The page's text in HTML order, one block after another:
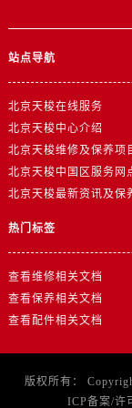
站点导航
北京天梭在线服务
北京天梭中心介绍
北京天梭维修及保养项
北京天梭中国区服务网
北京天梭最新资讯及保
热门标签
查看维修相关文档
查看保养相关文档
查看配件相关文档
版权所有：
ICP备案/许